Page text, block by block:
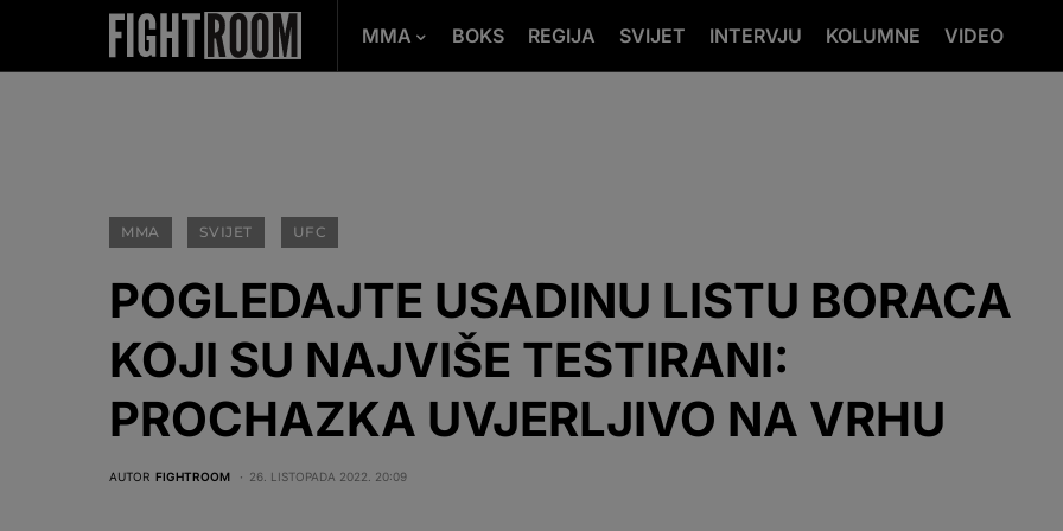
MMA BOKS REGIJA SVIJET INTERVJU KOLUMNE VIDEO
MMA SVIJET UFC
POGLEDAJTE USADINU LISTU BORACA
KOJI SU NAJVIŠE TESTIRANI:
PROCHAZKA UVJERLJIVO NA VRHU
AUTOR FIGHTROOM 26. LISTOPADA 2022. 20:09